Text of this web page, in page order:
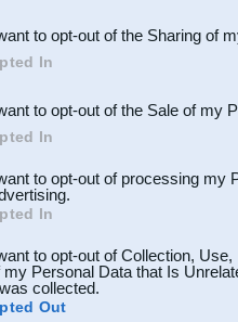
Participants
parties.
to opt-out of the Sharing of
In
to opt-out of the Sale of my
In
to opt-out of processing my
In
to opt-out of Collection,
my Personal Data that Is
collected.
Out